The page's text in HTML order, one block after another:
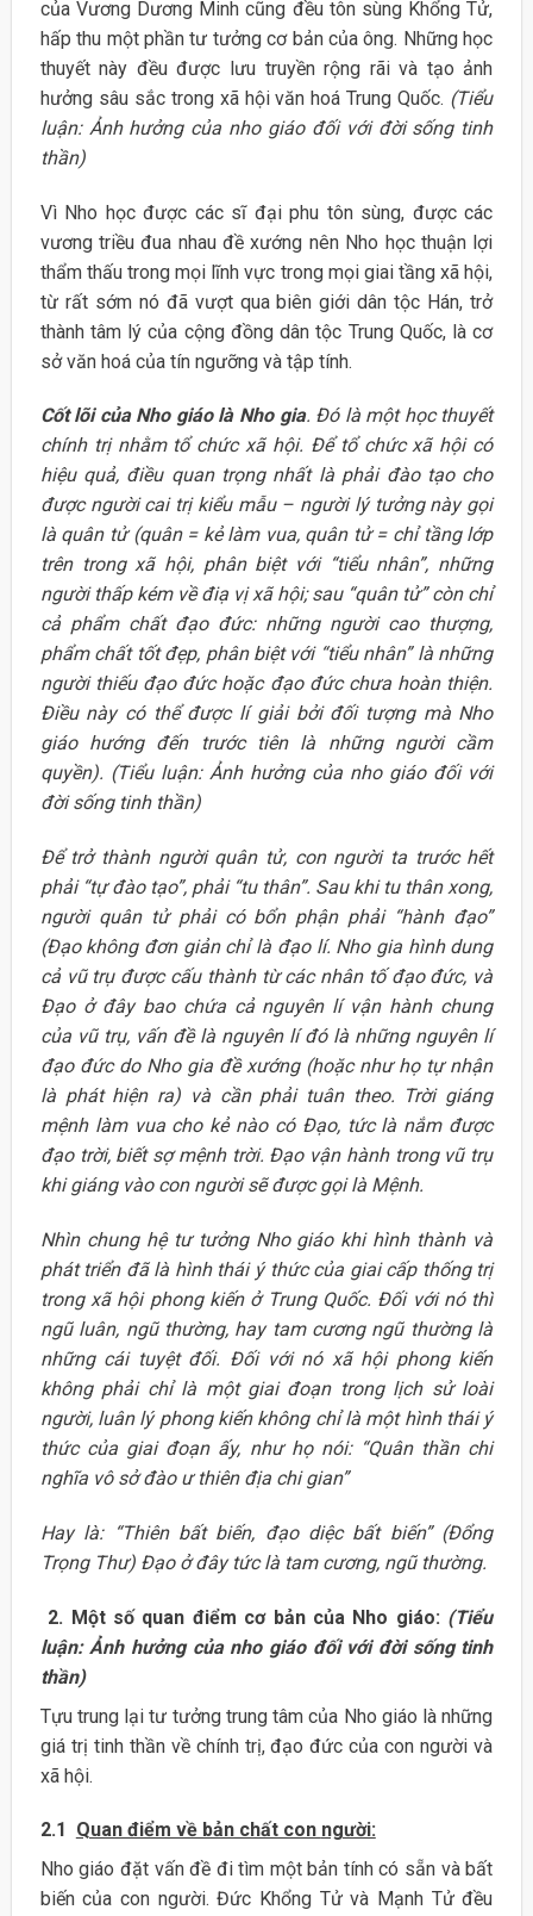
của Vương Dương Minh cũng đều tôn sùng Khổng Tử,
hấp thu một phần tư tưởng cơ bản của ông. Những học
thuyết này đều được lưu truyền rộng rãi và tạo ảnh
hưởng sâu sắc trong xã hội văn hoá Trung Quốc. (Tiểu
luận: Ảnh hưởng của nho giáo đối với đời sống tinh
thần)
Vì Nho học được các sĩ đại phu tôn sùng, được các
vương triều đua nhau đề xướng nên Nho học thuận lợi
thẩm thấu trong mọi lĩnh vực trong mọi giai tầng xã hội,
từ rất sớm nó đã vượt qua biên giới dân tộc Hán, trở
thành tâm lý của cộng đồng dân tộc Trung Quốc, là cơ
sở văn hoá của tín ngưỡng và tập tính.
Cốt lõi của Nho giáo là Nho gia. Đó là một học thuyết
chính trị nhằm tổ chức xã hội. Để tổ chức xã hội có
hiệu quả, điều quan trọng nhất là phải đào tạo cho
được người cai trị kiểu mẫu – người lý tưởng này gọi
là quân tử (quân = kẻ làm vua, quân tử = chỉ tầng lớp
trên trong xã hội, phân biệt với “tiểu nhân”, những
người thấp kém về điạ vị xã hội; sau “quân tử” còn chỉ
cả phẩm chất đạo đức: những người cao thượng,
phẩm chất tốt đẹp, phân biệt với “tiểu nhân” là những
người thiếu đạo đức hoặc đạo đức chưa hoàn thiện.
Điều này có thể được lí giải bởi đối tượng mà Nho
giáo hướng đến trước tiên là những người cầm
quyền). (Tiểu luận: Ảnh hưởng của nho giáo đối với
đời sống tinh thần)
Để trở thành người quân tử, con người ta trước hết
phải “tự đào tạo”, phải “tu thân”. Sau khi tu thân xong,
người quân tử phải có bổn phận phải “hành đạo”
(Đạo không đơn giản chỉ là đạo lí. Nho gia hình dung
cả vũ trụ được cấu thành từ các nhân tố đạo đức, và
Đạo ở đây bao chứa cả nguyên lí vận hành chung
của vũ trụ, vấn đề là nguyên lí đó là những nguyên lí
đạo đức do Nho gia đề xướng (hoặc như họ tự nhận
là phát hiện ra) và cần phải tuân theo. Trời giáng
mệnh làm vua cho kẻ nào có Đạo, tức là nắm được
đạo trời, biết sợ mệnh trời. Đạo vận hành trong vũ trụ
khi giáng vào con người sẽ được gọi là Mệnh.
Nhìn chung hệ tư tưởng Nho giáo khi hình thành và
phát triển đã là hình thái ý thức của giai cấp thống trị
trong xã hội phong kiến ở Trung Quốc. Đối với nó thì
ngũ luân, ngũ thường, hay tam cương ngũ thường là
những cái tuyệt đối. Đối với nó xã hội phong kiến
không phải chỉ là một giai đoạn trong lịch sử loài
người, luân lý phong kiến không chỉ là một hình thái ý
thức của giai đoạn ấy, như họ nói: “Quân thần chi
nghĩa vô sở đào ư thiên địa chi gian”
Hay là: “Thiên bất biến, đạo diệc bất biến” (Đổng
Trọng Thư) Đạo ở đây tức là tam cương, ngũ thường.
2. Một số quan điểm cơ bản của Nho giáo: (Tiểu
luận: Ảnh hưởng của nho giáo đối với đời sống tinh
thần)
Tựu trung lại tư tưởng trung tâm của Nho giáo là những
giá trị tinh thần về chính trị, đạo đức của con người và
xã hội.
2.1 Quan điểm về bản chất con người:
Nho giáo đặt vấn đề đi tìm một bản tính có sẵn và bất
biến của con người. Đức Khổng Tử và Mạnh Tử đều